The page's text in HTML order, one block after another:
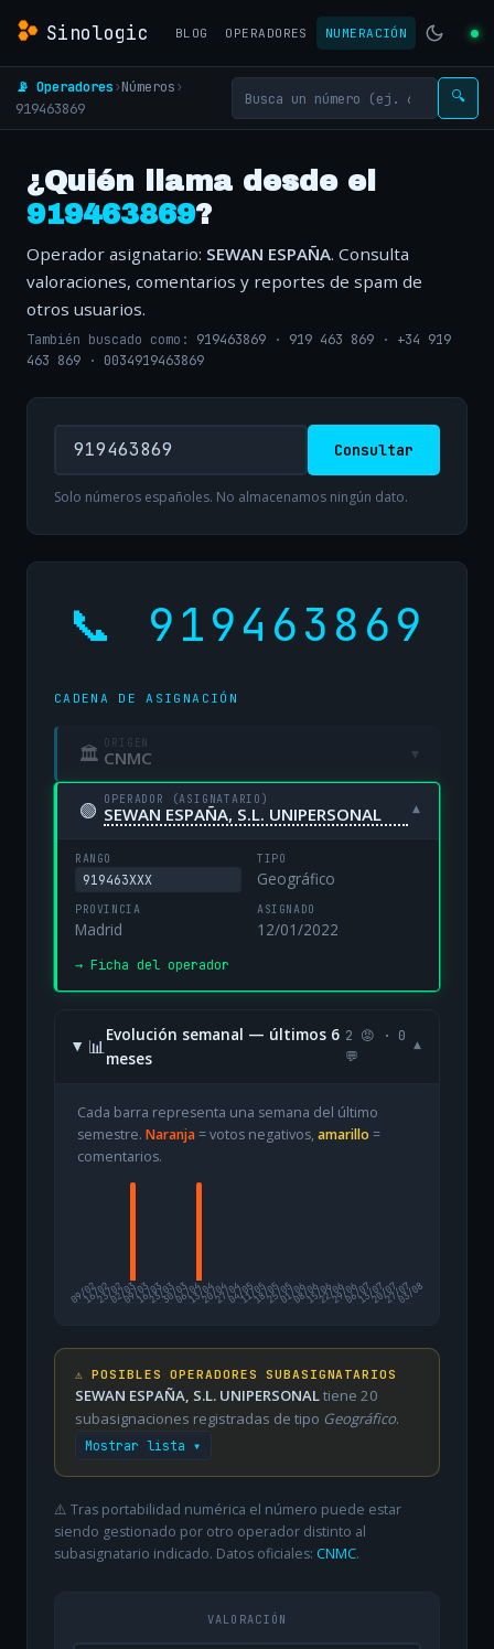
Sinologic BLOG OPERADORES NUMERACIÓN
📡 Operadores›Números›
919463869
🔍
¿Quién llama desde el
919463869?
Operador asignatario: SEWAN ESPAÑA. Consulta
valoraciones, comentarios y reportes de spam de
otros usuarios.
También buscado como: 919463869 · 919 463 869 · +34 919
463 869 · 0034919463869
Consultar
Solo números españoles. No almacenamos ningún dato.
📞 919463869
CADENA DE ASIGNACIÓN
🏛 ORIGEN
CNMC ▾
🟢 OPERADOR (ASIGNATARIO)
SEWAN ESPAÑA, S.L. UNIPERSONAL ▾
RANGO
919463XXX
TIPO
Geográfico
PROVINCIA
Madrid
ASIGNADO
12/01/2022
→ Ficha del operador
📊
Evolución semanal — últimos 6
meses
2 😡 · 0
💬
▾
Cada barra representa una semana del último
semestre. Naranja= votos negativos, amarillo =
comentarios.
09/02
16/0223/0202/0309/0316/0323/0330/0306/0413/0420/0427/0404/0511/0518/0525/0501/0608/0615/0622/0629/0606/0713/0720/0727/07
03/08
⚠️ POSIBLES OPERADORES SUBASIGNATARIOS
SEWAN ESPAÑA, S.L. UNIPERSONALtiene 20
subasignaciones registradas de tipo Geográfico.
Mostrar lista ▾
⚠️ Tras portabilidad numérica el número puede estar
siendo gestionado por otro operador distinto al
subasignatario indicado. Datos oficiales: CNMC.
VALORACIÓN